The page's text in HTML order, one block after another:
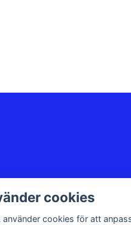
cookies
använder cookies för att